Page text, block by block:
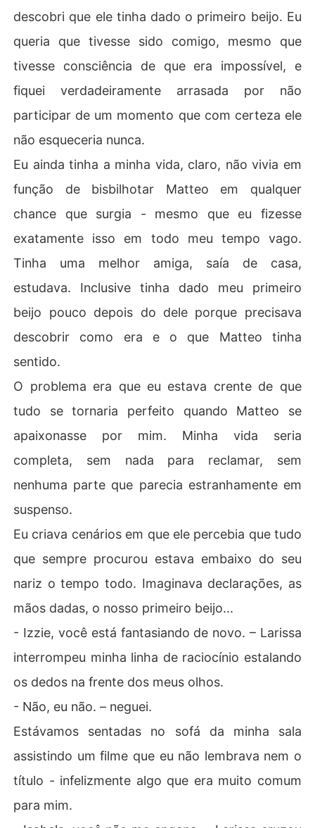
descobri que ele tinha dado o primeiro beijo. Eu
queria que tivesse sido comigo, mesmo que
tivesse consciência de que era impossível, e
fiquei verdadeiramente arrasada por não
participar de um momento que com certeza ele
não esqueceria nunca.
Eu ainda tinha a minha vida, claro, não vivia em
função de bisbilhotar Matteo em qualquer
chance que surgia - mesmo que eu fizesse
exatamente isso em todo meu tempo vago.
Tinha uma melhor amiga, saía de casa,
estudava. Inclusive tinha dado meu primeiro
beijo pouco depois do dele porque precisava
descobrir como era e o que Matteo tinha
sentido.
O problema era que eu estava crente de que
tudo se tornaria perfeito quando Matteo se
apaixonasse por mim. Minha vida seria
completa, sem nada para reclamar, sem
nenhuma parte que parecia estranhamente em
suspenso.
Eu criava cenários em que ele percebia que tudo
que sempre procurou estava embaixo do seu
nariz o tempo todo. Imaginava declarações, as
mãos dadas, o nosso primeiro beijo...
- Izzie, você está fantasiando de novo. – Larissa
interrompeu minha linha de raciocínio estalando
os dedos na frente dos meus olhos.
- Não, eu não. – neguei.
Estávamos sentadas no sofá da minha sala
assistindo um filme que eu não lembrava nem o
título - infelizmente algo que era muito comum
para mim.